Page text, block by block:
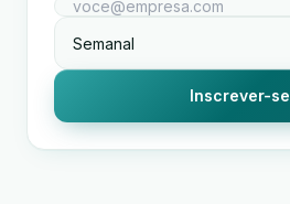
Inscrever-se